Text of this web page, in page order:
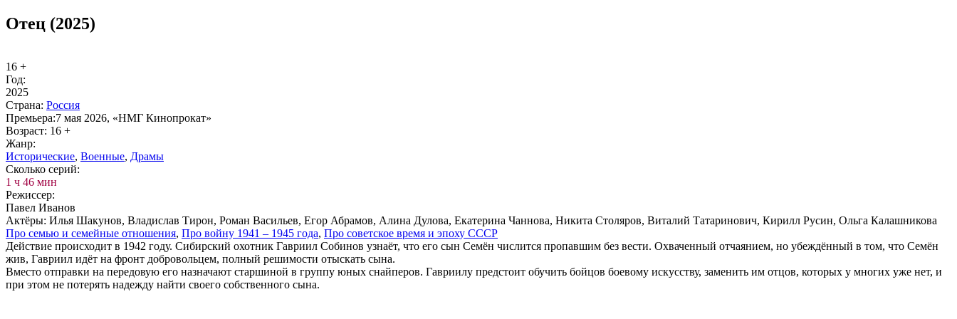
Отец (2025)
16 +
Год:
2025
Стра­на: Рос­сия
Пре­мье­ра:7 мая 2026, «НМГ Кинопрокат»
Воз­раст: 16 +
Жанр:
Ис­то­ри­че­ские, Во­ен­ные, Дра­мы
Сколь­ко се­рий:
1 ч 46 мин
Ре­жис­сер:
Павел Иванов
Ак­тё­ры: Илья Шакунов, Владислав Тирон, Роман Васильев, Егор Абрамов, Алина Дулова, Екатерина Чаннова, Никита Столяров, Виталий Татаринович, Кирилл Русин, Ольга Калашникова
Про се­мью и се­мей­ные от­но­ше­ния, Про вой­ну 1941 – 1945 го­да, Про со­вет­ское вре­мя и эпо­ху СССР
Действие происходит в 1942 году. Сибирский охотник Гавриил Собинов узнаёт, что его сын Семён числится пропавшим без вести. Охваченный отчаянием, но убеждённый в том, что Семён
жив, Гавриил идёт на фронт добровольцем, полный решимости отыскать сына.
Вместо отправки на передовую его назначают старшиной в группу юных снайперов. Гавриилу предстоит обучить бойцов боевому искусству, заменить им отцов, которых у многих уже нет, и
при этом не потерять надежду найти своего собственного сына.